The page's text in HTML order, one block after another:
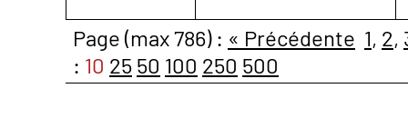
Page (max 786) : « Précédente 1, 2,
: 10 25 50 100 250 500